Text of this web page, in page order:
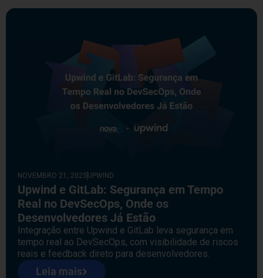
NOVEMBRO 21, 2025 UPWIND
Upwind e GitLab: Segurança em Tempo
Real no DevSecOps, Onde os
Desenvolvedores Já Estão
Integração entre Upwind e GitLab leva segurança em
tempo real ao DevSecOps, com visibilidade de riscos
reais e feedback direto para desenvolvedores.
Leia mais